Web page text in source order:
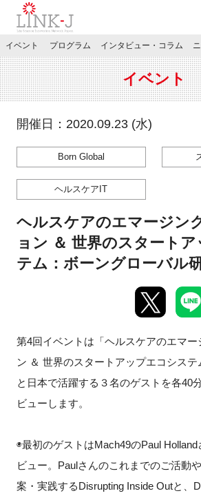
JP／EN
特別会員専用メニュー
お問い合わせ
イベント
プログラム
インタビュー・コラム
ニュース・掲示板
イベント プログラム インタビュー・コラム
イベント
開催日：2020.09.23 (水)
Born Global
ヘルスケアIT
ヘルスケアのエマージン
ョン ＆ 世界のスタート
テム：ボーングローバル
第4回イベントは「ヘルスケアのエマー
ン ＆ 世界のスタートアップエコシス
と日本で活躍する３名のゲストを各40
ビューします。
◉最初のゲストはMach49のPaul
ビュー。Paulさんのこれまでのご活動
案・実践するDisrupting Inside Outと、